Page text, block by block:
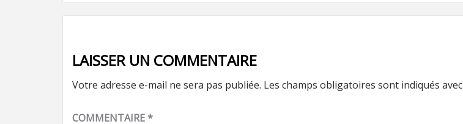
LAISSER UN COMMENTAIRE
Votre adresse e-mail ne sera pas publiée. Les champs obligatoires sont indiqués avec
COMMENTAIRE*